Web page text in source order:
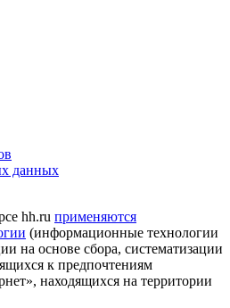
данных
hh.ru применяются
(информационные технологии
на основе сбора, систематизации
к предпочтениям
находящихся на территории